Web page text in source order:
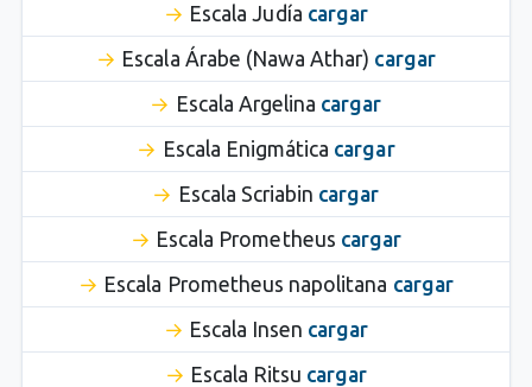
Escala Judía cargar
Escala Árabe (Nawa Athar) cargar
Escala Argelina cargar
Escala Enigmática cargar
Escala Scriabin cargar
Escala Prometheus cargar
Escala Prometheus napolitana cargar
Escala Insen cargar
Escala Ritsu cargar